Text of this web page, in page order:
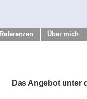
Referenzen Über mich
Das Angebot unter